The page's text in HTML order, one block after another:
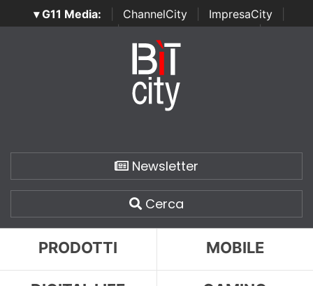
▾ G11 Media: ChannelCity ImpresaCity
SecurityOpenLab | Italian Channel Awards | Italian
Italian Security Awards
Newsletter
Cerca
PRODOTTI MOBILE